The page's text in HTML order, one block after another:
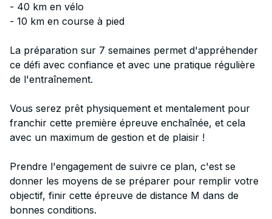
- 40 km en vélo
- 10 km en course à pied
La préparation sur 7 semaines permet d'appréhender
ce défi avec confiance et avec une pratique régulière
de l'entraînement.
Vous serez prêt physiquement et mentalement pour
franchir cette première épreuve enchaînée, et cela
avec un maximum de gestion et de plaisir !
Prendre l'engagement de suivre ce plan, c'est se
donner les moyens de se préparer pour remplir votre
objectif, finir cette épreuve de distance M dans de
bonnes conditions.